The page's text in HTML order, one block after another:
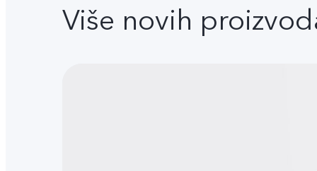
Više novih